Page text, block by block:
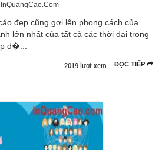
đẹp cũng gợi lên phong cách của
lớn nhất của tất cả các thời đại trong
d�...
ĐỌC TIẾP
2019 lượt xem